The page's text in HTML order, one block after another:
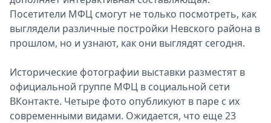
Посетители МФЦ смогут не только посмотреть, как
выглядели различные постройки Невского района в
прошлом, но и узнают, как они выглядят сегодня.
Исторические фотографии выставки разместят в
официальной группе МФЦ в социальной сети
ВКонтакте. Четыре фото опубликуют в паре с их
современными видами. Ожидается, что еще 23